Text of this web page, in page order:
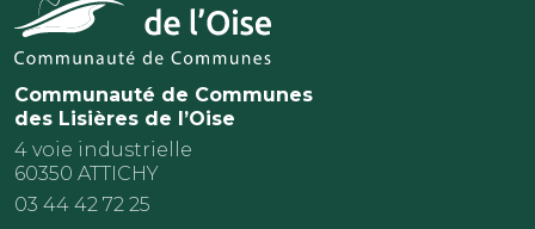
Communauté de Communes
des Lisières de l’Oise
4 voie industrielle
60350 ATTICHY
03 44 42 72 25